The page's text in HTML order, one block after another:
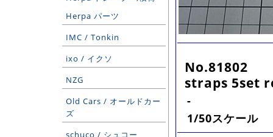
Herpa パーツ
IMC / Tonkin
ixo / イクソ
NZG
Old Cars / オールドカー
ズ
schuco / シュコー
No.81802
straps 5set
-
1/50スケール